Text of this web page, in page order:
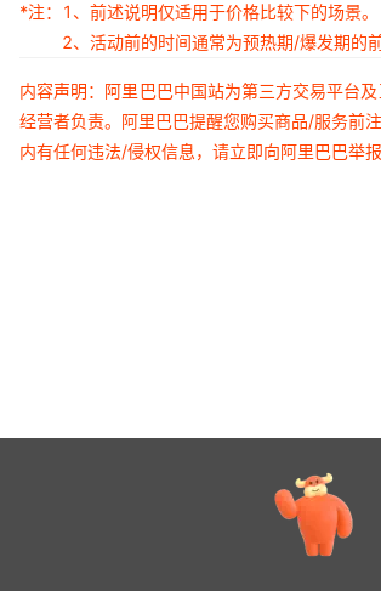
*注：
1、前述说明仅适用于价格比较下的场景。
2、活动前的时间通常为预热期/爆发期的
内容声明：阿里巴巴中国站为第三方交易平台
经营者负责。阿里巴巴提醒您购买商品/服务前
内有任何违法/侵权信息，请立即向阿里巴巴举报